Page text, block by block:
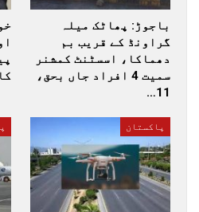
باجوڑ: پھاٹک میلہ
گراونڈ کے قریب بم
دھماکا، اسسٹنٹ کمشنر
سمیت 4 افراد جاں بحق،
11…
پاکستان